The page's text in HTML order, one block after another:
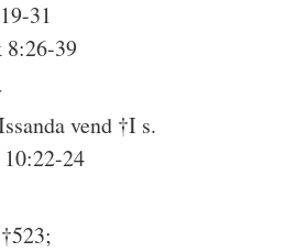
31
39
vend †I s.
24